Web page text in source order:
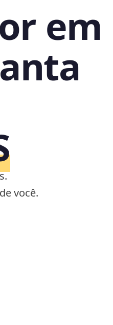
em
você.